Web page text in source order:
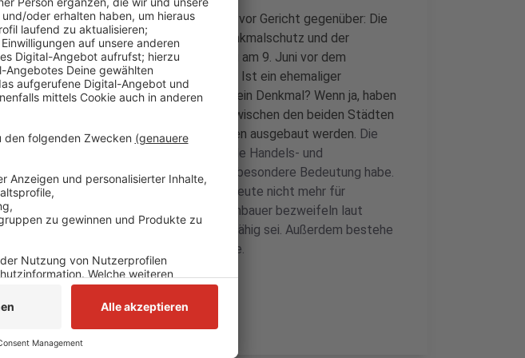
Landesbehörden stehen sich vor Gericht gegenüber: Die
als Vertreter des Landes in Sachen Denkmalschutz und der
NRW treffen sich laut Terminvorschau am 9. Juni vor dem
Thema der mündlichen Verhandlung: Ist ein ehemaliger
Münster und Telgte in seinem Verlauf ein Denkmal? Wenn ja, haben
Problem, denn die Bundesstraße 51 zwischen den beiden Städten
soll in diesem Bereich auf vier Fahrspuren ausgebaut werden. Die
den Erhalt, weil der Weg als überregionale Handels- und
Münster für die Stadt Telgte eine besondere Bedeutung habe.
Denkmalschutz stehenden Bildstöcken heute nicht mehr für
sei dabei nicht relevant. Die Straßenbauer bezweifeln laut
dass eine ganze Straßentrasse denkmalfähig sei. Außerdem bestehe
des Weges kein öffentliches Interesse.